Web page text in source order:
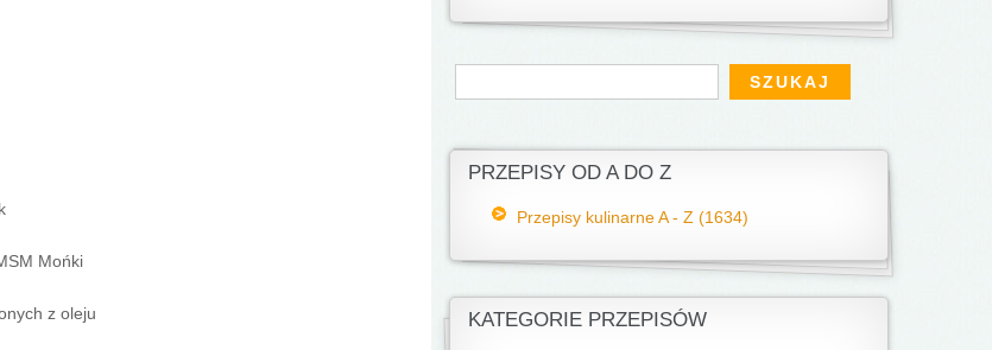
parzonej
pieczarek
oleju
MSM Mońki
suszonych z oleju
Formularz wyszukiwania
Szukaj
PRZEPISY OD A DO Z
Przepisy kulinarne A - Z (1634)
KATEGORIE PRZEPISÓW